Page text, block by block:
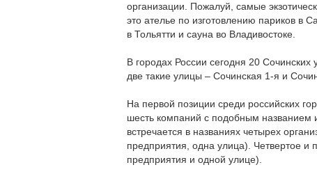
организации. Пожалуй, самые
это ателье по изготовлению париков в
в Тольятти и сауна во Владивостоке.
В городах России сегодня 20
две такие улицы – Сочинская 1-я и
На первой позиции среди российских
шесть компаний с подобным названием
встречается в названиях четырех
предприятия, одна улица). Четвертое и
предприятия и одной улице).